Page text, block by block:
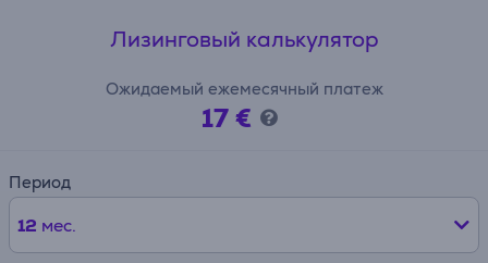
Лизинговый калькулятор
Ожидаемый ежемесячный платеж
17 €
Период
12 мес.